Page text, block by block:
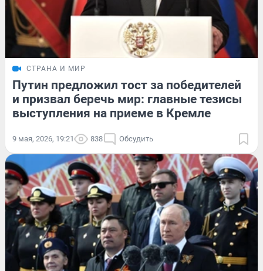
СТРАНА И МИР
Путин предложил тост за победителей
и призвал беречь мир: главные тезисы
выступления на приеме в Кремле
9 мая, 2026, 19:21 838 Обсудить